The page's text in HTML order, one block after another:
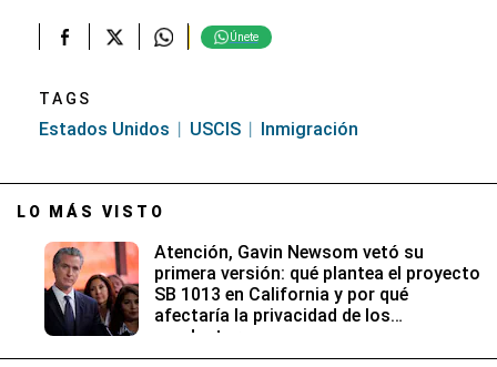
Únete
TAGS
Estados Unidos USCIS Inmigración
LO MÁS VISTO
Atención, Gavin Newsom vetó su
primera versión: qué plantea el proyecto
SB 1013 en California y por qué
afectaría la privacidad de los
conductores